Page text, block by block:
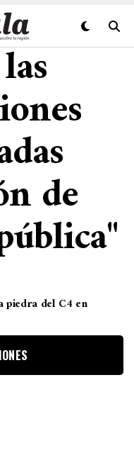
de
piedra del C4 en